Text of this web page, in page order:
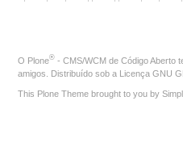
O Plone® - CMS/WCM de Código Aberto
amigos. Distribuído sob a Licença GNU
This Plone Theme brought to you by